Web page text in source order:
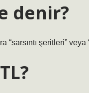
denir?
şeritleri” veya